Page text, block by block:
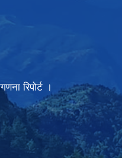
रिपोर्ट ।